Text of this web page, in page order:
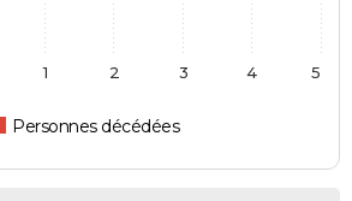
Personnes décédées
1 2 3 4 5